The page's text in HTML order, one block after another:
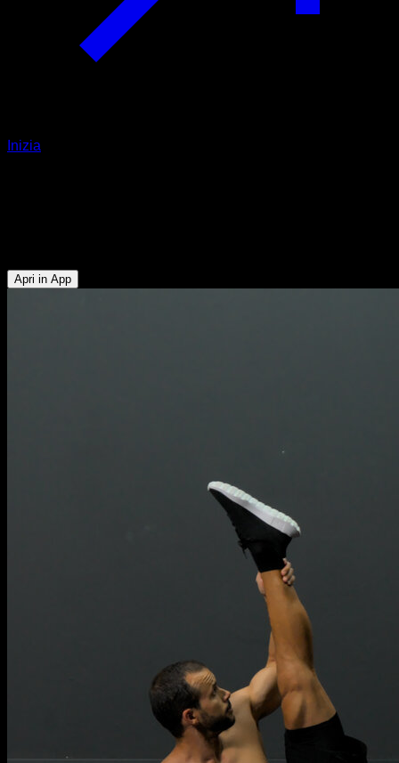
Inizia
Apri in App